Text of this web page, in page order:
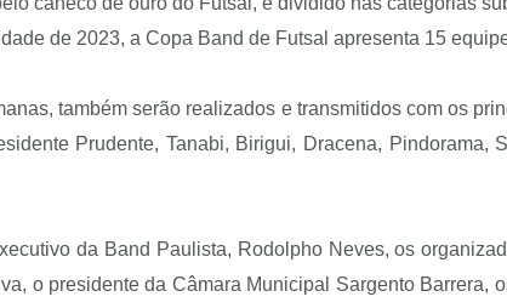
de 2023, a Copa Band de Futsal apresenta 15
também serão realizados e transmitidos com os
Prudente, Tanabi, Birigui, Dracena,
da Band Paulista, Rodolpho Neves, os
o presidente da Câmara Municipal Sargento Barrera,